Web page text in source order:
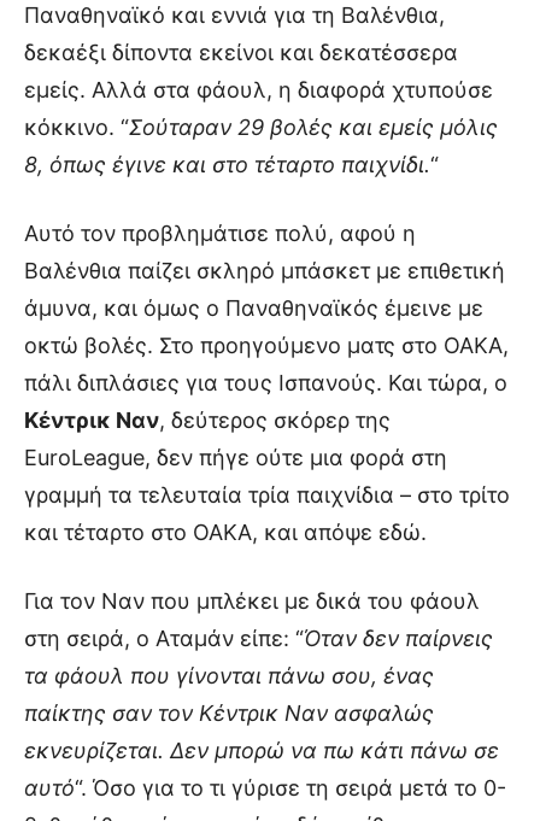
Παναθηναϊκό και εννιά για τη Βαλένθια,
δεκαέξι δίποντα εκείνοι και δεκατέσσερα
εμείς. Αλλά στα φάουλ, η διαφορά χτυπούσε
κόκκινο. “Σούταραν 29 βολές και εμείς μόλις
8, όπως έγινε και στο τέταρτο παιχνίδι.“
Αυτό τον προβλημάτισε πολύ, αφού η
Βαλένθια παίζει σκληρό μπάσκετ με επιθετική
άμυνα, και όμως ο Παναθηναϊκός έμεινε με
οκτώ βολές. Στο προηγούμενο ματς στο ΟΑΚΑ,
πάλι διπλάσιες για τους Ισπανούς. Και τώρα, ο
Κέντρικ Ναν, δεύτερος σκόρερ της
EuroLeague, δεν πήγε ούτε μια φορά στη
γραμμή τα τελευταία τρία παιχνίδια – στο τρίτο
και τέταρτο στο ΟΑΚΑ, και απόψε εδώ.
Για τον Ναν που μπλέκει με δικά του φάουλ
στη σειρά, ο Αταμάν είπε: “Όταν δεν παίρνεις
τα φάουλ που γίνονται πάνω σου, ένας
παίκτης σαν τον Κέντρικ Ναν ασφαλώς
εκνευρίζεται. Δεν μπορώ να πω κάτι πάνω σε
αυτό“. Όσο για το τι γύρισε τη σειρά μετά το 0-